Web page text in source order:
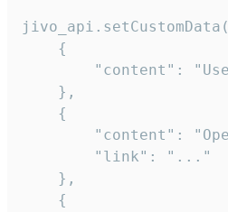
    {
"content":
    },
    {
"content":
        "link": "..."
    },
    {